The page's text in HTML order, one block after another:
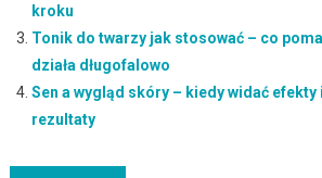
kroku
Tonik do twarzy jak stosować – co
działa długofalowo
Sen a wygląd skóry – kiedy widać
rezultaty